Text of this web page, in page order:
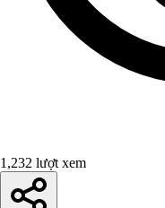
1,232 lượt xem